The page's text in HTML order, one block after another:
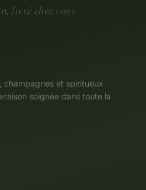
livré chez vous
champagnes et spiritueux
soignée dans toute la